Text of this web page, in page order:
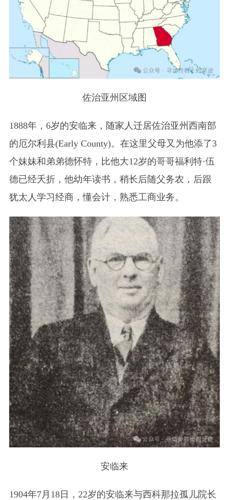
佐治亚州区域图
1888年，6岁的安临来，随家人迁居佐治亚州西南部
的厄尔利县(Early County)。在这里父母又为他添了3
个妹妹和弟弟德怀特，比他大12岁的哥哥福利特·伍
德已经夭折，他幼年读书，稍长后随父务农，后跟
犹太人学习经商，懂会计，熟悉工商业务。
安临来
1904年7月18日，22岁的安临来与西科那拉孤儿院长